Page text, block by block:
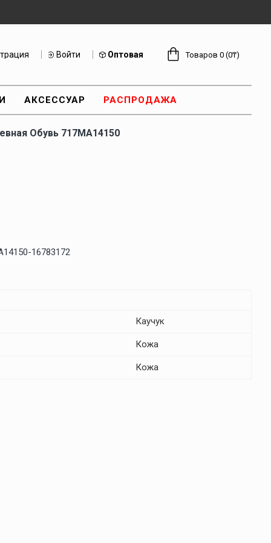
Войти Оптовая Товаров 0 (0₸)
АКСЕССУАР РАСПРОДАЖА
Обувь 717MA14150
16783172
Каучук
Кожа
Кожа